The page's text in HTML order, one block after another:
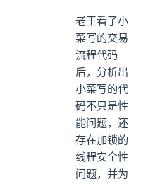
老王看了小
菜写的交易
流程代码
后，分析出
小菜写的代
码不只是性
能问题，还
存在加锁的
线程安全性
问题，并为